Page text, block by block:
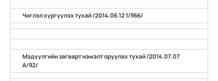
Чиглэл хүргүүлэх тухай /2014.06.12 1/966/
Мэдүүлгийн загварт нэмэлт оруулах тухай /2014.07.07
А/92/